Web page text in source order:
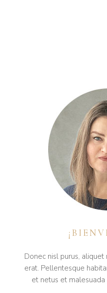
Donec nisl purus,
erat. Pellentesque
et netus et